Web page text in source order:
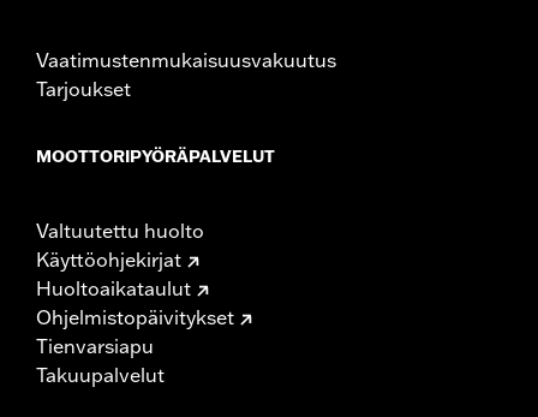
Vaatimustenmukaisuusvakuutus
Tarjoukset
MOOTTORIPYÖRÄPALVELUT
Valtuutettu huolto
Käyttöohjekirjat
Huoltoaikataulut
Ohjelmistopäivitykset
Tienvarsiapu
Takuupalvelut